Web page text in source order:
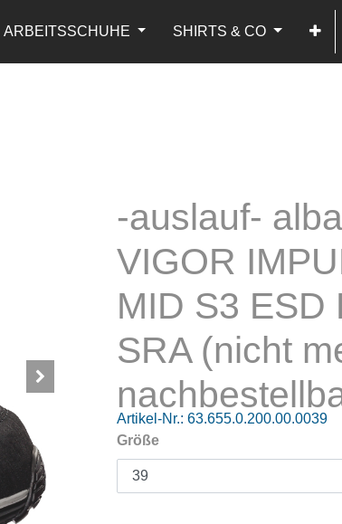
ARBEITSSCHUHE SHIRTS & CO
-auslauf-
VIGOR
MID S3 ESD
SRA (nicht
Artikel-Nr.: 63.655.0.200.00.0039
Größe